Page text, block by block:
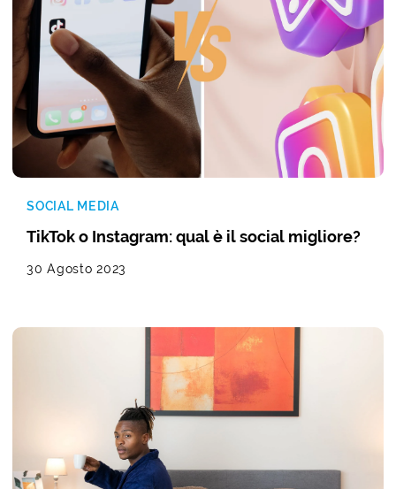
SOCIAL MEDIA
TikTok o Instagram: qual è il social migliore?
30 Agosto 2023